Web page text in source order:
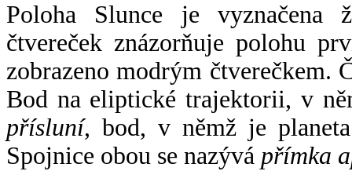
Poloha Slunce je vyznačena
čtvereček znázorňuje polohu
zobrazeno modrým čtverečkem.
Bod na eliptické trajektorii, v
přísluní, bod, v němž je
Spojnice obou se nazývá přímka